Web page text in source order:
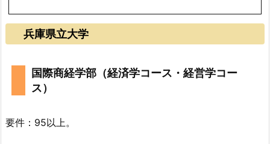
兵庫県立大学
国際商経学部（経済学コース・経営学コー
ス）
要件：95以上。